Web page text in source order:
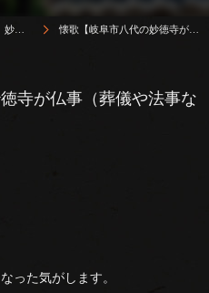
妙徳寺たより 懐歌【岐阜市八代の妙徳寺が仏事（葬儀や法事など）の相談承ります】
寺が仏事（葬儀や法事な
った気がします。